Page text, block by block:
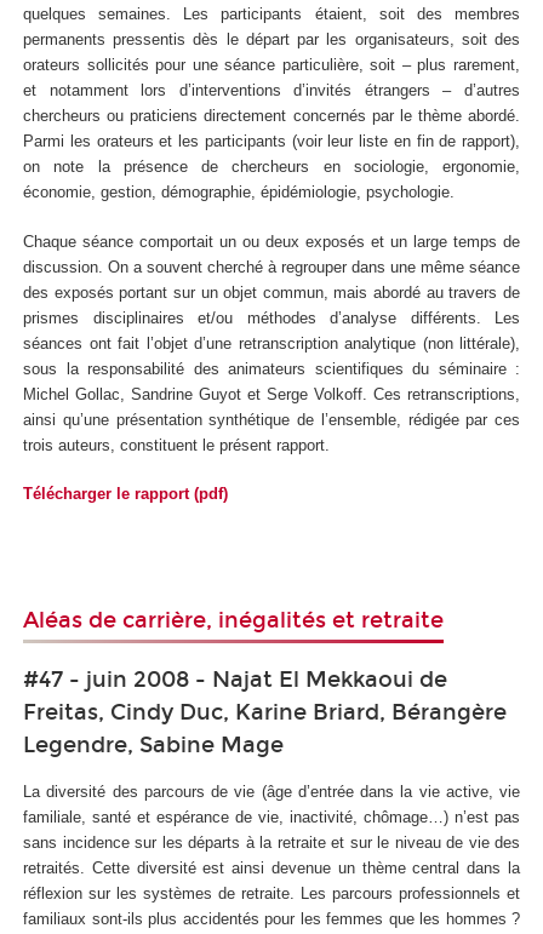
quelques semaines. Les participants étaient, soit des membres
permanents pressentis dès le départ par les organisateurs, soit des
orateurs sollicités pour une séance particulière, soit – plus rarement,
et notamment lors d’interventions d’invités étrangers – d’autres
chercheurs ou praticiens directement concernés par le thème abordé.
Parmi les orateurs et les participants (voir leur liste en fin de rapport),
on note la présence de chercheurs en sociologie, ergonomie,
économie, gestion, démographie, épidémiologie, psychologie.
Chaque séance comportait un ou deux exposés et un large temps de
discussion. On a souvent cherché à regrouper dans une même séance
des exposés portant sur un objet commun, mais abordé au travers de
prismes disciplinaires et/ou méthodes d’analyse différents. Les
séances ont fait l’objet d’une retranscription analytique (non littérale),
sous la responsabilité des animateurs scientifiques du séminaire :
Michel Gollac, Sandrine Guyot et Serge Volkoff. Ces retranscriptions,
ainsi qu’une présentation synthétique de l’ensemble, rédigée par ces
trois auteurs, constituent le présent rapport.
Télécharger le rapport (pdf)
Aléas de carrière, inégalités et retraite
#47 - juin 2008 - Najat El Mekkaoui de
Freitas, Cindy Duc, Karine Briard, Bérangère
Legendre, Sabine Mage
La diversité des parcours de vie (âge d’entrée dans la vie active, vie
familiale, santé et espérance de vie, inactivité, chômage…) n’est pas
sans incidence sur les départs à la retraite et sur le niveau de vie des
retraités. Cette diversité est ainsi devenue un thème central dans la
réflexion sur les systèmes de retraite. Les parcours professionnels et
familiaux sont-ils plus accidentés pour les femmes que les hommes ?